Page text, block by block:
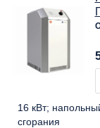
16 кВт
сгорания